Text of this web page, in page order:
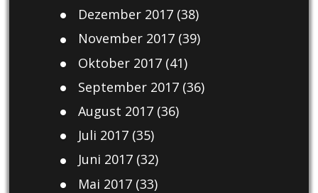
Dezember 2017(38)
November 2017(39)
Oktober 2017(41)
September 2017(36)
August 2017(36)
Juli 2017(35)
Juni 2017(32)
Mai 2017(33)